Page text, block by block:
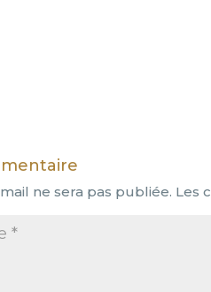
ne sera pas publiée. Les